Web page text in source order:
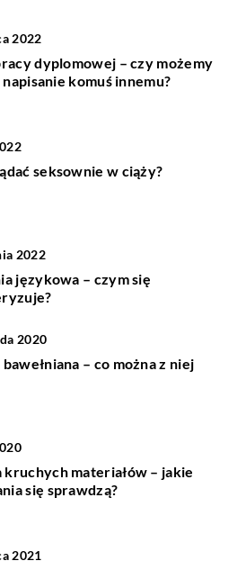
2022
dyplomowej – czy możemy
komuś innemu?
seksownie w ciąży?
2022
językowa – czym się
2020
– co można z niej
kruchych materiałów – jakie
się sprawdzą?
2021